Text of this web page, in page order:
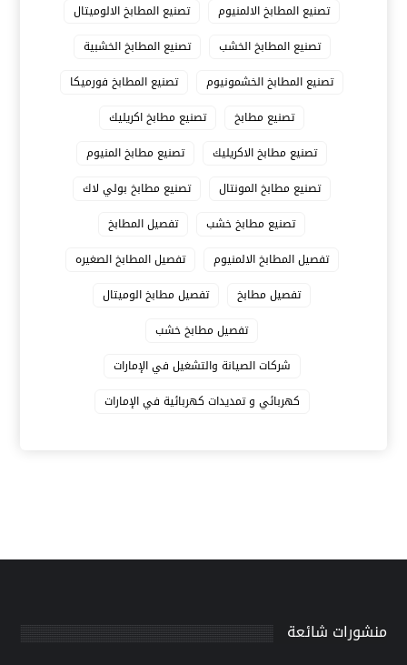
تصنيع المطابخ الالمنيوم
تصنيع المطابخ الالوميتال
تصنيع المطابخ الخشب
تصنيع المطابخ الخشبية
تصنيع المطابخ الخشمونيوم
تصنيع المطابخ فورميكا
تصنيع مطابخ
تصنيع مطابخ اكريليك
تصنيع مطابخ الاكريليك
تصنيع مطابخ المنيوم
تصنيع مطابخ المونتال
تصنيع مطابخ بولي لاك
تصنيع مطابخ خشب
تفصيل المطابخ
تفصيل المطابخ الالمنيوم
تفصيل المطابخ الصغيره
تفصيل مطابخ
تفصيل مطابخ الوميتال
تفصيل مطابخ خشب
شركات الصيانة والتشغيل في الإمارات
كهربائي و تمديدات كهربائية في الإمارات
منشورات شائعة